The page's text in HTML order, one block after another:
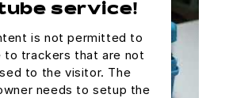
service!
is not permitted to
to trackers that are not
to the visitor. The
needs to setup the